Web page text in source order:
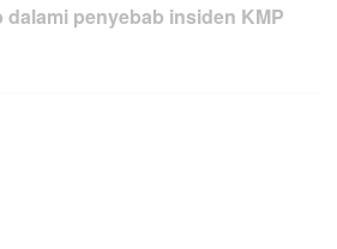
dalami penyebab insiden KMP